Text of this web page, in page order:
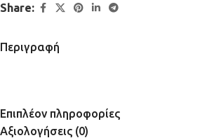
Share:
Περιγραφή
Επιπλέον πληροφορίες
Αξιολογήσεις (0)